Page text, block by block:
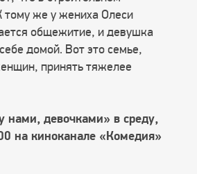
тому же у жениха Олеси
общежитие, и девушка
домой. Вот это семье,
принять тяжелее
нами, девочками» в среду,
на киноканале «Комедия»